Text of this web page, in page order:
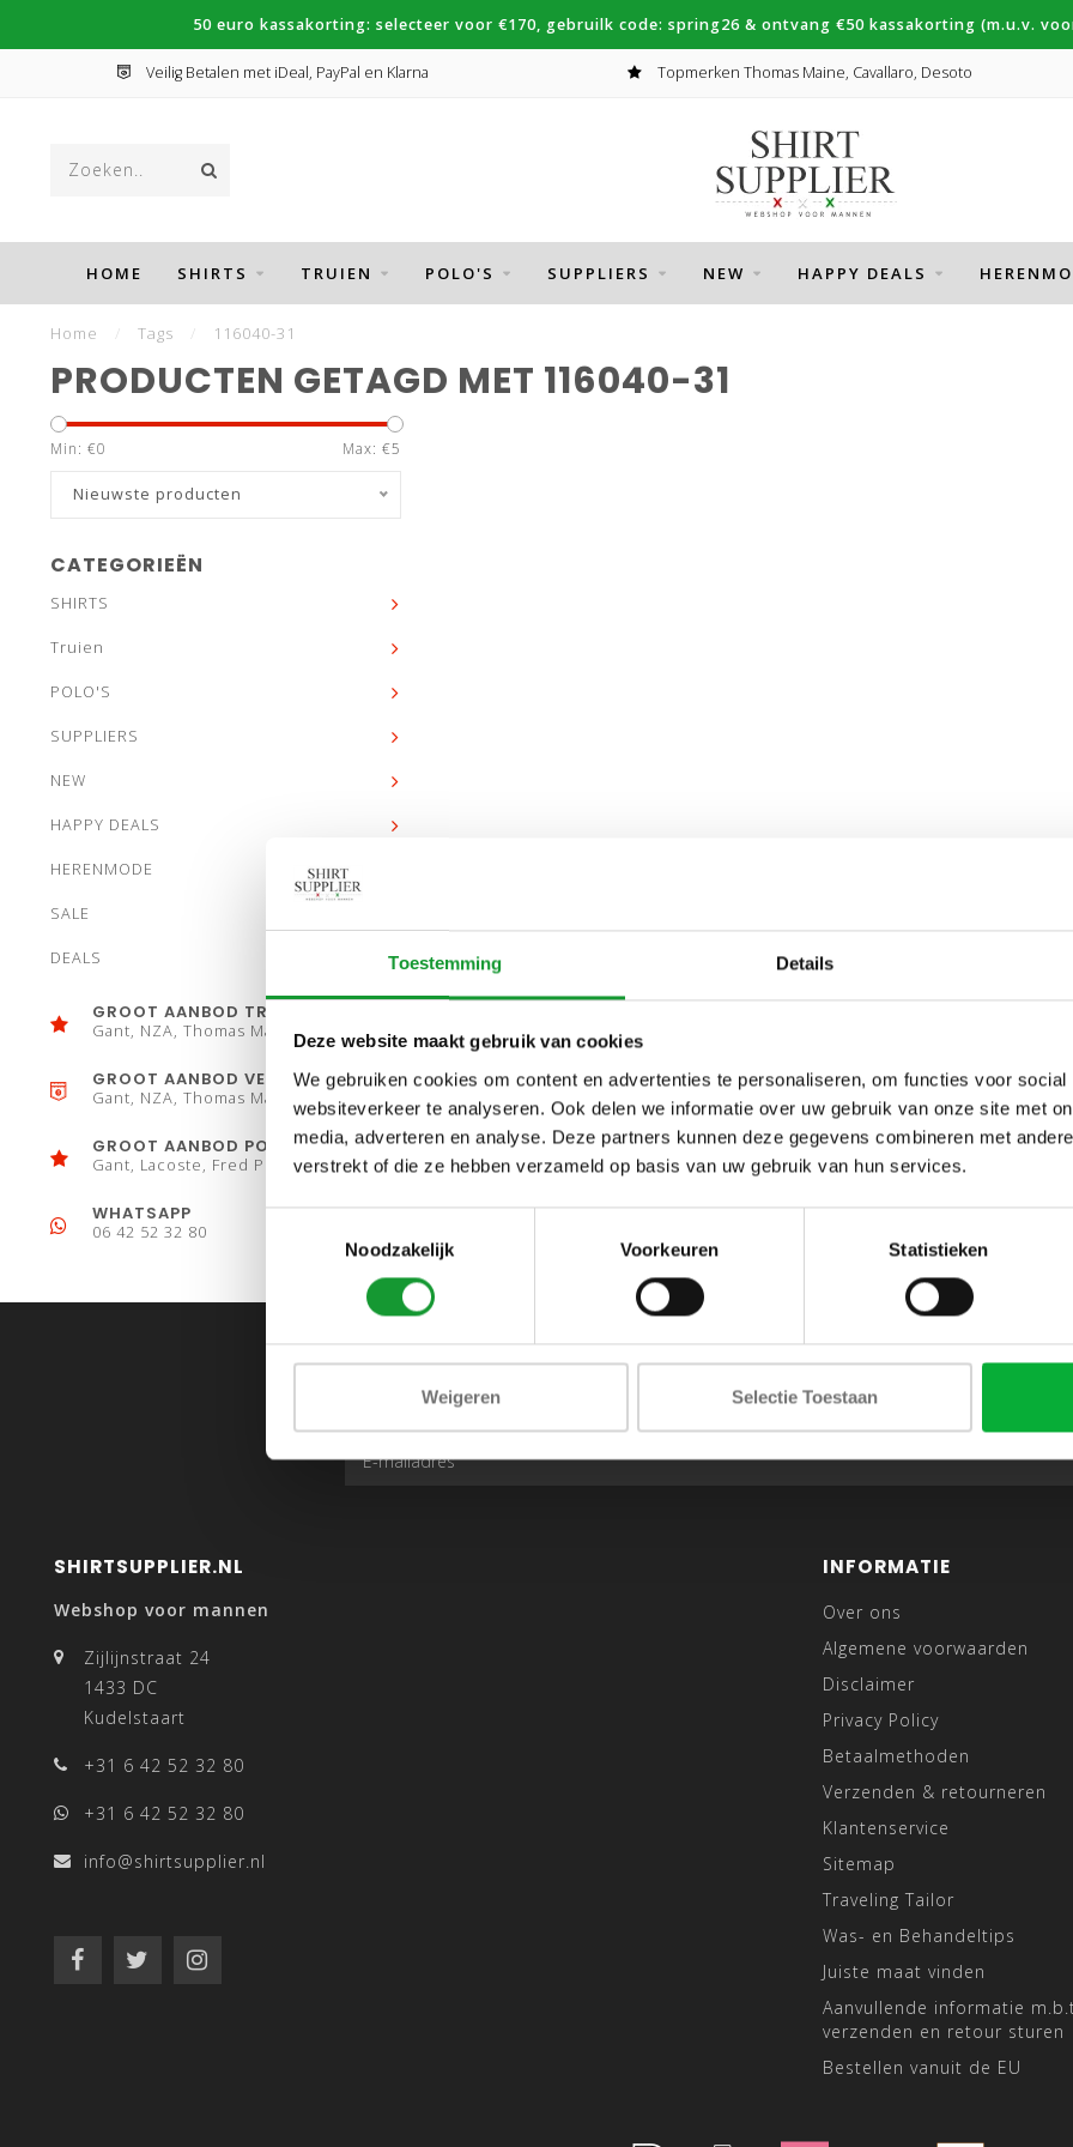
Toestemming Details
Deze website maakt gebruik van cookies
We gebruiken cookies om content en advertenties te personaliseren, om functies voor
websiteverkeer te analyseren. Ook delen we informatie over uw gebruik van onze site met
media, adverteren en analyse. Deze partners kunnen deze gegevens combineren met
verstrekt of die ze hebben verzameld op basis van uw gebruik van hun services.
Noodzakelijk
Voorkeuren Statistieken
Weigeren Selectie Toestaan
50 euro kassakorting: selecteer voor €170, gebruilk code: spring26 & ontvang €50 kassakorting (m.u.v.
Veilig Betalen met iDeal, PayPal en Klarna Topmerken Thomas Maine, Cavallaro, Desoto
HOME SHIRTS TRUIEN POLO'S SUPPLIERS NEW HAPPY DEALS
Home Tags 116040-31
PRODUCTEN GETAGD MET 116040-31
Min: €0 Max: €5
Nieuwste producten
CATEGORIEËN
SHIRTS
Truien
POLO'S
SUPPLIERS
NEW
HAPPY DEALS
HERENMODE
SALE
DEALS
GROOT AANBOD TRUIEN
Gant, NZA, Thomas Maine
GROOT AANBOD VESTEN
Gant, NZA, Thomas Maine
GROOT AANBOD POLO´S
Gant, Lacoste, Fred Perry
WHATSAPP
06 42 52 32 80
SHIRTSUPPLIER.NL
Webshop voor mannen
Zijlijnstraat 24
1433 DC
Kudelstaart
+31 6 42 52 32 80
+31 6 42 52 32 80
info@shirtsupplier.nl
INFORMATIE
Over ons
Algemene voorwaarden
Disclaimer
Privacy Policy
Betaalmethoden
Verzenden & retourneren
Klantenservice
Sitemap
Traveling Tailor
Was- en Behandeltips
Juiste maat vinden
Aanvullende informatie
verzenden en retour sturen
Bestellen vanuit de EU